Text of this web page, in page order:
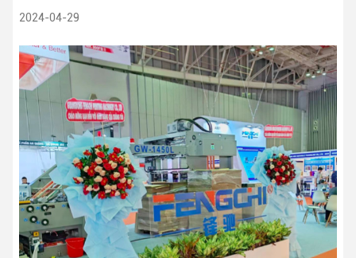
2024-04-29